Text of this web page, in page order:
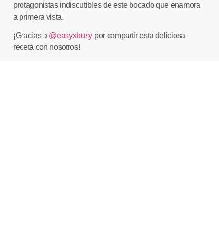
protagonistas indiscutibles de este bocado que enamora
a primera vista.
¡Gracias a @easyxbusy por compartir esta deliciosa
receta con nosotros!